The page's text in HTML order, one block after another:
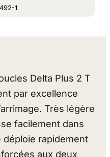
1
Delta Plus 2 T
par excellence
Très légère
facilement dans
déploie rapidement
aux deux